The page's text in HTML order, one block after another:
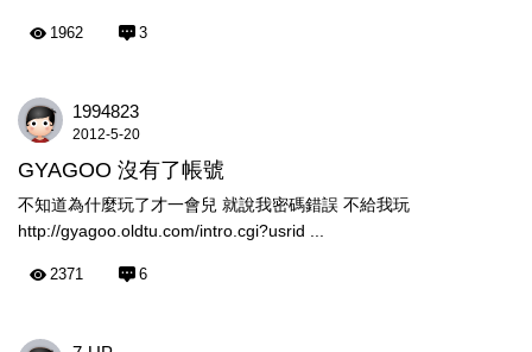
1962 3
1994823
2012-5-20
GYAGOO 沒有了帳號
不知道為什麼玩了才一會兒 就說我密碼錯誤 不給我玩
http://gyagoo.oldtu.com/intro.cgi?usrid ...
2371 6